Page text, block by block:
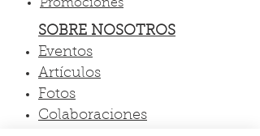
Promociones
SOBRE NOSOTROS
Eventos
Artículos
Fotos
Colaboraciones